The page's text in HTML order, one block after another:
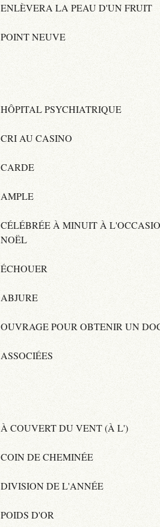
ENLÈVERA LA PEAU D'UN FRUIT
POINT NEUVE
HÔPITAL PSYCHIATRIQUE
CRI AU CASINO
CARDE
AMPLE
CÉLÉBRÉE À MINUIT À
NOËL
ÉCHOUER
ABJURE
OUVRAGE POUR OBTENIR UN
ASSOCIÉES
À COUVERT DU VENT (À L')
COIN DE CHEMINÉE
DIVISION DE L'ANNÉE
POIDS D'OR